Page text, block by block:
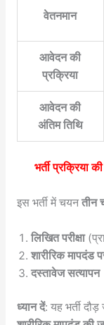
वेतनमान
आवेदन की
प्रक्रिया
आवेदन की
अंतिम तिथि
भर्ती
इस भर्ती में चयनतीन
लिखित परीक्षा
शारीरिक मापदंड
दस्तावेज सत्यापन
ध्यान दें: यह भर्ती